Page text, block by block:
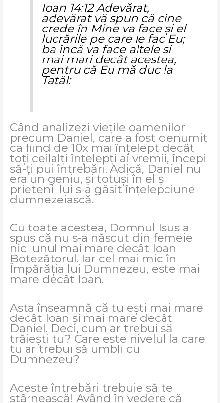
Ioan 14:12 Adevărat,
adevărat vă spun că cine
crede în Mine va face şi el
lucrările pe care le fac Eu;
ba încă va face altele şi
mai mari decât acestea,
pentru că Eu mă duc la
Tatăl:
Când analizezi viețile oamenilor
precum Daniel, care a fost denumit
ca fiind de 10x mai înțelept decât
toți ceilalți înțelepți ai vremii, începi
să-ți pui întrebări. Adică, Daniel nu
era un geniu, și totuși în el și
prietenii lui s-a găsit înțelepciune
dumnezeiască.
Cu toate acestea, Domnul Isus a
spus că nu s-a născut din femeie
nici unul mai mare decât Ioan
Botezătorul. Iar cel mai mic în
Împărăția lui Dumnezeu, este mai
mare decât Ioan.
Asta înseamnă că tu ești mai mare
decât Ioan și mai mare decât
Daniel. Deci, cum ar trebui să
trăiești tu? Care este nivelul la care
tu ar trebui să umbli cu
Dumnezeu?
Aceste întrebări trebuie să te
stârnească! Având în vedere că